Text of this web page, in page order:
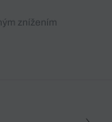
znížením